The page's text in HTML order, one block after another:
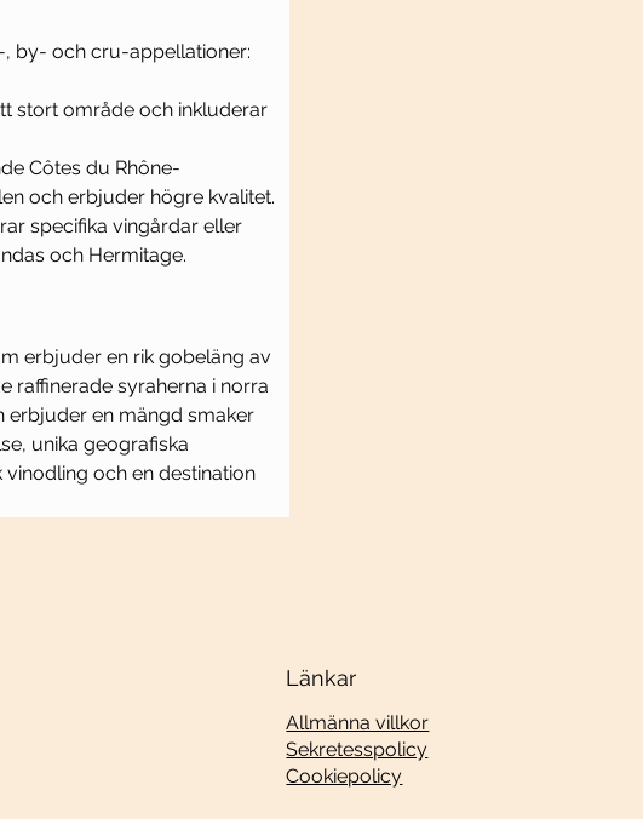
, by- och cru-appellationer:
stort område och inkluderar
Côtes du Rhône-
och erbjuder högre kvalitet.
specifika vingårdar eller
och Hermitage.
erbjuder en rik gobeläng av
raffinerade syraherna i norra
erbjuder en mängd smaker
unika geografiska
och en destination
Allmänna villkor
Sekretesspolicy
Cookiepolicy
Länkar